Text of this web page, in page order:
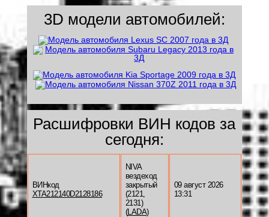
3D модели автомобилей:
Расшифровки ВИН кодов за
сегодня:
ВИНкод
XTA212140D2128186
NIVA
вездеход
закрытый
(2121,
2131)
(LADA)
09 август 2026
13:31